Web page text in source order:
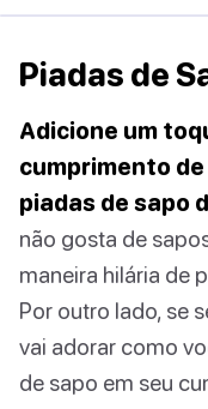
Piadas de
Adicione um
cumprimento
piadas de sapo
não gosta de
maneira hilária de
Por outro lado, se
vai adorar como
de sapo em seu